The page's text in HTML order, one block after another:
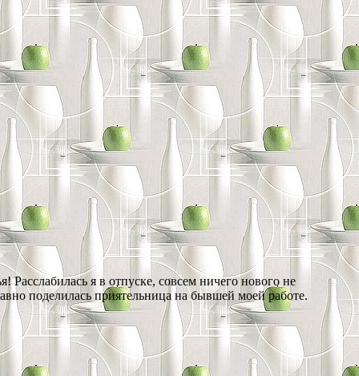
я в отпуске, совсем ничего нового не
поделилась приятельница на бывшей моей работе.